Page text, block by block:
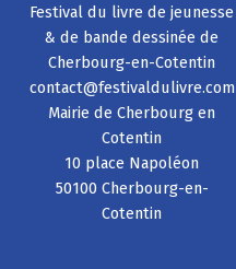
Festival du livre de jeunesse
& de bande dessinée de
Cherbourg-en-Cotentin
contact@festivaldulivre.com
Mairie de Cherbourg en
Cotentin
10 place Napoléon
50100 Cherbourg-en-
Cotentin